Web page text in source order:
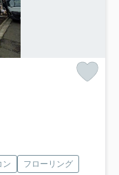
ン
フローリング